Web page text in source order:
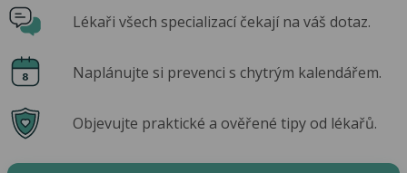
Lékaři všech specializací čekají na váš dotaz.
Naplánujte si prevenci s chytrým kalendářem.
Objevujte praktické a ověřené tipy od lékařů.